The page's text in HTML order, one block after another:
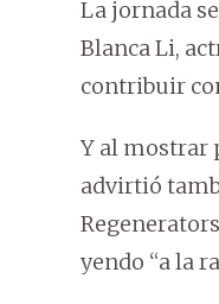
La jornada
Blanca Li,
contribuir
Y al mostrar
advirtió
yendo “a la